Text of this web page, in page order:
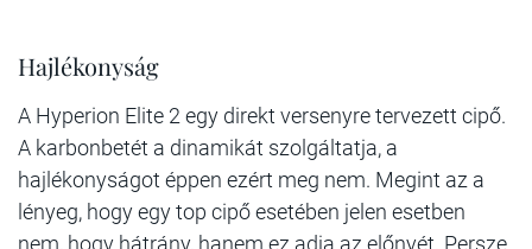
Hajlékonyság
A Hyperion Elite 2 egy direkt versenyre tervezett cipő.
A karbonbetét a dinamikát szolgáltatja, a
hajlékonyságot éppen ezért meg nem. Megint az a
lényeg, hogy egy top cipő esetében jelen esetben
nem, hogy hátrány, hanem ez adja az előnyét. Persze